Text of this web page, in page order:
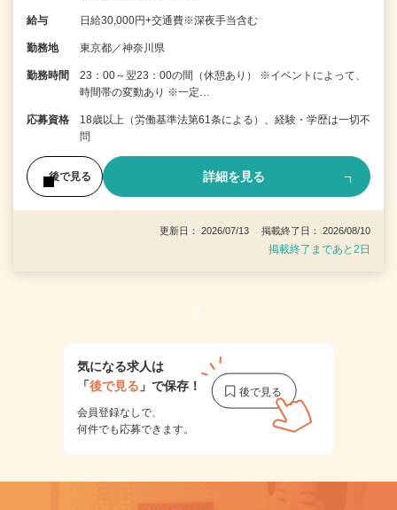
給与 日給30,000円+交通費※深夜手当含む
勤務地 東京都／神奈川県
勤務時間
23：00～翌23：00の間（休憩あり） ※イベントによって、
時間帯の変動あり ※一定…
応募資格
18歳以上（労働基準法第61条による）、経験・学歴は一切不
問
後で見る 詳細を見る
更新日： 2026/07/13 掲載終了日： 2026/08/10
掲載終了まであと2日
1
気になる求人は
「後で見る 」で保存！
会員登録なしで、
何件でも応募できます。